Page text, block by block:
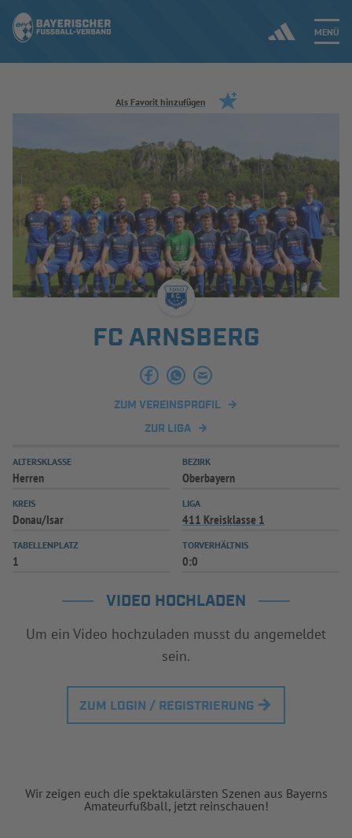
MENÜ
Jetzt einloggen
ERGEBNISSE & WETTBEWERBE
NEUIGKEITEN
SPIELBETRIEB & VERBANDSLEBEN
AUSBILDUNG & FÖRDERUNG
INFOTHEK SPIELPLUS
Als Favorit hinzufügen
FC ARNSBERG
ZUM VEREINSPROFIL
ZUR LIGA
ALTERSKLASSE
Herren
BEZIRK
Oberbayern
KREIS
Donau/Isar
LIGA
411 Kreisklasse 1
TABELLENPLATZ
1
TORVERHÄLTNIS
0:0
VIDEO HOCHLADEN
Um ein Video hochzuladen musst du angemeldet
sein.
ZUM LOGIN / REGISTRIERUNG
Wir zeigen euch die spektakulärsten Szenen aus Bayerns
Amateurfußball, jetzt reinschauen!